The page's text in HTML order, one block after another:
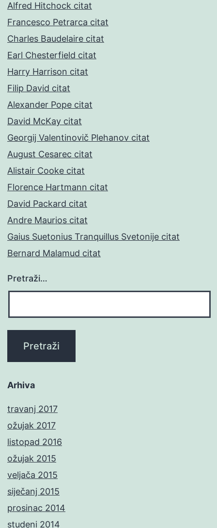
Alfred Hitchock citat
Francesco Petrarca citat
Charles Baudelaire citat
Earl Chesterfield citat
Harry Harrison citat
Filip David citat
Alexander Pope citat
David McKay citat
Georgij Valentinovič Plehanov citat
August Cesarec citat
Alistair Cooke citat
Florence Hartmann citat
David Packard citat
Andre Maurios citat
Gaius Suetonius Tranquillus Svetonije citat
Bernard Malamud citat
Pretraži…
Arhiva
travanj 2017
ožujak 2017
listopad 2016
ožujak 2015
veljača 2015
siječanj 2015
prosinac 2014
studeni 2014